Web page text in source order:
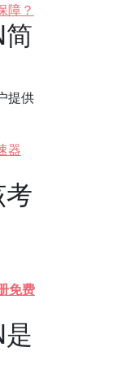
障？
提供
器
免费